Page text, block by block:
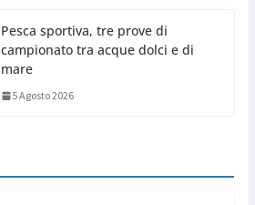
Pesca sportiva, tre prove di
campionato tra acque dolci e di
mare
5 Agosto 2026